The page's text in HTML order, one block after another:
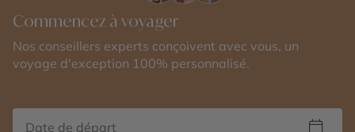
Commencez à voyager
Nos conseillers experts conçoivent avec vous, un
voyage d'exception 100% personnalisé.